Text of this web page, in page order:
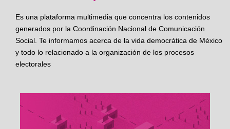
Es una plataforma multimedia que concentra los contenidos
generados por la Coordinación Nacional de Comunicación
Social. Te informamos acerca de la vida democrática de México
y todo lo relacionado a la organización de los procesos
electorales